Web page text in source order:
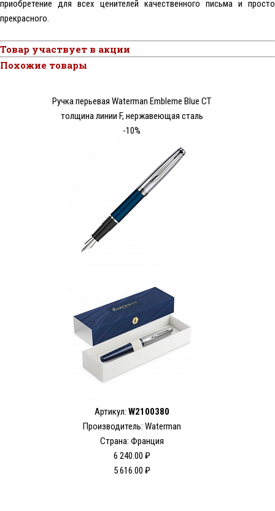
приобретение для всех ценителей качественного письма и просто
прекрасного.
Товар участвует в акции
Похожие товары
Ручка перьевая Waterman Embleme Blue CT
толщина линии F, нержавеющая сталь
-10%
Артикул: W2100380
Производитель: Waterman
Страна: Франция
6 240.00 ₽
5 616.00 ₽